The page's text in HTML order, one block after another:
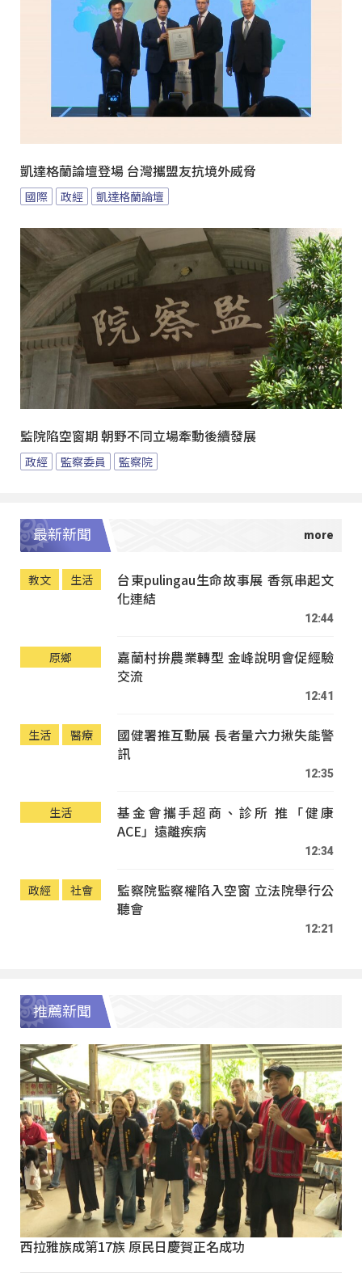
凱達格蘭論壇登場 台灣攜盟友抗境外威脅
國際 政經 凱達格蘭論壇
監院陷空窗期 朝野不同立場牽動後續發展
政經 監察委員 監察院
最新新聞
教文 生活
台東pulingau生命故事展 香氛串起文
化連結
12:44
原鄉
嘉蘭村拚農業轉型 金峰說明會促經驗
交流
12:41
生活 醫療
國健署推互動展 長者量六力揪失能警
訊
12:35
生活
基金會攜手超商、診所 推「健康
ACE」遠離疾病
12:34
政經 社會
監察院監察權陷入空窗 立法院舉行公
聽會
12:21
推薦新聞
西拉雅族成第17族 原民日慶賀正名成功